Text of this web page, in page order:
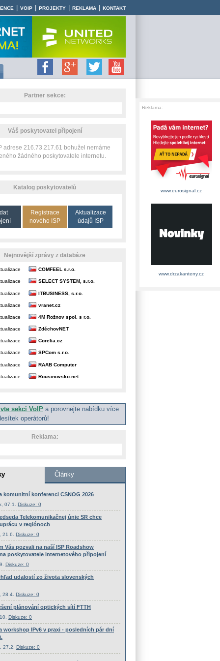
VOIP PROJEKTY REKLAMA KONTAKT
Partner sekce:
Váš poskytovatel připojení
adrese 216.73.217.61 bohužel nemáme
žádného poskytovatele internetu.
Katalog poskytovatelů
Registrace
nového ISP
Aktualizace
údajů ISP
Nejnovější zprávy z databáze
COMFEEL s.r.o.
SELECT SYSTEM, s.r.o.
ITBUSINESS, s.r.o.
vranet.cz
4M Rožnov spol. s r.o.
ZděchovNET
Corelia.cz
SPCom s.r.o.
RAAB Computer
Rousinovsko.net
sekci VoIP a porovnejte nabídku více
operátorů!
Reklama:
Reklama:
www.eurosignal.cz
www.drzakanteny.cz